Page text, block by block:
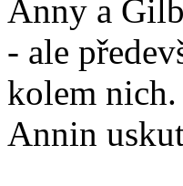
Anny a
- ale
kolem
Annin